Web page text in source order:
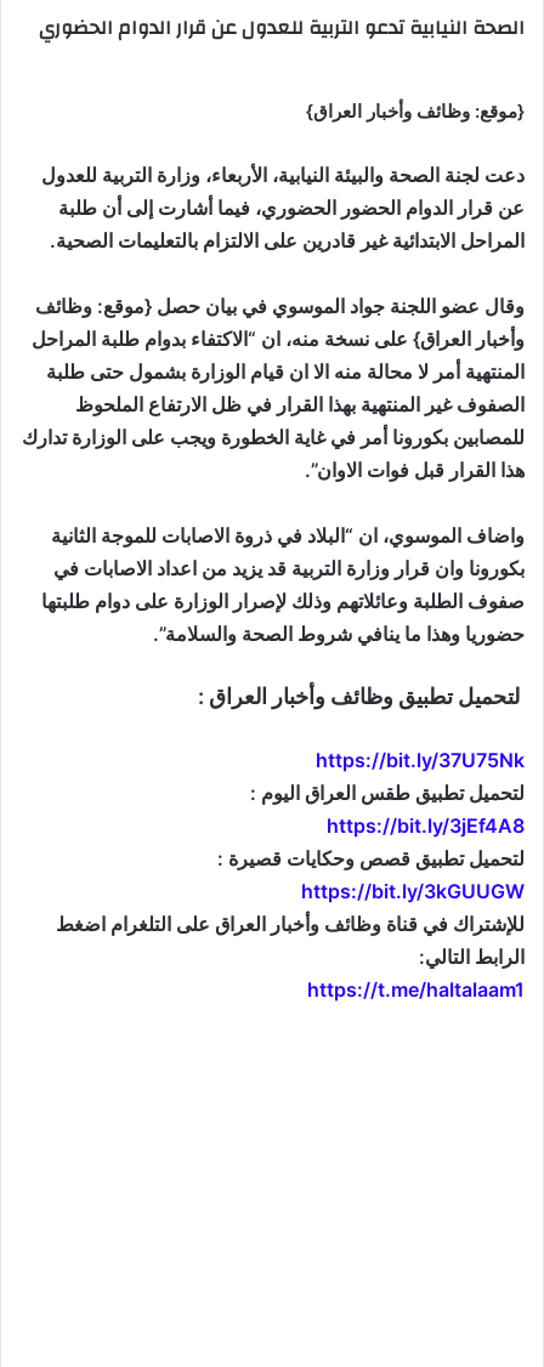
الصحة النيابية تدعو التربية للعدول عن قرار الدوام الحضوري
{موقع: وظائف وأخبار العراق}
دعت لجنة الصحة والبيئة النيابية، الأربعاء، وزارة التربية للعدول
عن قرار الدوام الحضور الحضوري، فيما أشارت إلى أن طلبة
المراحل الابتدائية غير قادرين على الالتزام بالتعليمات الصحية.
وقال عضو اللجنة جواد الموسوي في بيان حصل {موقع: وظائف
وأخبار العراق} على نسخة منه، ان “الاكتفاء بدوام طلبة المراحل
المنتهية أمر لا محالة منه الا ان قيام الوزارة بشمول حتى طلبة
الصفوف غير المنتهية بهذا القرار في ظل الارتفاع الملحوظ
للمصابين ب‍كورونا أمر في غاية الخطورة ويجب على الوزارة تدارك
هذا القرار قبل فوات الاوان”.
واضاف الموسوي، ان “البلاد في ذروة الاصابات للموجة الثانية
ب‍كورونا وان قرار وزارة التربية قد يزيد من اعداد الاصابات في
صفوف الطلبة وعائلاتهم وذلك لإصرار الوزارة على دوام طلبتها
حضوريا وهذا ما ينافي شروط الصحة والسلامة”.
لتحميل تطبيق وظائف وأخبار العراق :
https://bit.ly/37U75Nk
لتحميل تطبيق طقس العراق اليوم :
https://bit.ly/3jEf4A8
لتحميل تطبيق قصص وحكايات قصيرة :
https://bit.ly/3kGUUGW
للإشتراك في قناة وظائف وأخبار العراق على التلغرام اضغط
الرابط التالي:
https://t.me/haltalaam1